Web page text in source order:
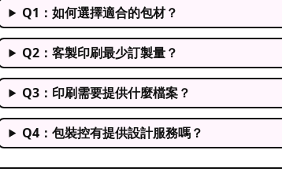
Q1：如何選擇適合的包材？
Q2：客製印刷最少訂製量？
Q3：印刷需要提供什麼檔案？
Q4：包裝控有提供設計服務嗎？